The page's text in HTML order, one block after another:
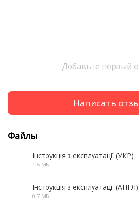
Добавьте первый
Написать
Файлы
Інструкція з експлуатації (УКР)
1.6 МБ
Інструкція з експлуатації (АНГЛ)
0.7 МБ